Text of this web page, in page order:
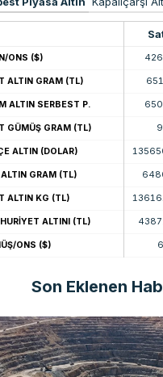
ONS ($)
ALTIN GRAM (TL)
ALTIN SERBEST P.
GÜMÜŞ GRAM (TL)
ALTIN (DOLAR)
GRAM (TL)
ALTIN KG (TL)
ALTINI (TL)
ONS ($)
Son Eklenen